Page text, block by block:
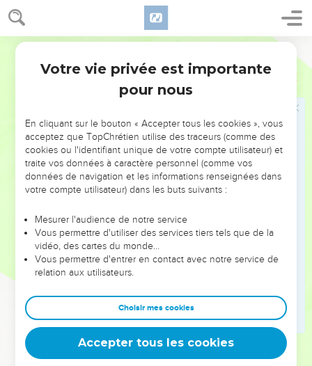
2 Chroniques 16
tes mains.
Car les yeux de l'Éternel parcourent toute la terre, afin qu'il
se montre fort, en faveur de ceux qui sont d'un coeur parfait
envers lui. En cela, tu as agi follement ; car désormais tu
Et Asa s'irrita contre le voyant, et le mit en prison ; car il
était indigné contre lui à cause de cela. Et en ce temps-là,
Asa opprima quelques-uns du peuple.
Fin du règne d'Asa
Et voici, les actes d'Asa, les premiers et les derniers, voici,
Et la trente-neuvième année de son règne, Asa fut malade
des pieds, jusqu'à ce que son mal fut extrêmement grand ; et
dans sa maladie aussi, il ne rechercha pas l'Éternel, mais les
médecins.
Et Asa s'endormit avec ses pères, et mourut la quarante et
unième année de son règne.
Et on l'enterra dans son sépulcre, qu'il s'était creusé dans
la ville de David ; et on le coucha dans un lit qu'on remplit
Votre vie privée est importante
pour nous
En cliquant sur le bouton « Accepter tous les cookies », vous
acceptez que TopChrétien utilise des traceurs (comme des
cookies ou l'identifiant unique de votre compte utilisateur) et
traite vos données à caractère personnel (comme vos
données de navigation et les informations renseignées dans
votre compte utilisateur) dans les buts suivants :
Mesurer l'audience de notre service
Vous permettre d'utiliser des services tiers tels que de la
vidéo, des cartes du monde…
Vous permettre d'entrer en contact avec notre service de
relation aux utilisateurs.
Choisir mes cookies
Accepter tous les cookies